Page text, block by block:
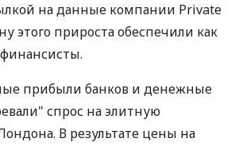
на данные компании Private
этого прироста обеспечили как
прибыли банков и денежные
спрос на элитную
В результате цены на